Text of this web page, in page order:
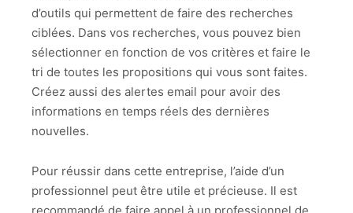
d’outils qui permettent de faire des recherches
ciblées. Dans vos recherches, vous pouvez bien
sélectionner en fonction de vos critères et faire le
tri de toutes les propositions qui vous sont faites.
Créez aussi des alertes email pour avoir des
informations en temps réels des dernières
nouvelles.
Pour réussir dans cette entreprise, l’aide d’un
professionnel peut être utile et précieuse. Il est